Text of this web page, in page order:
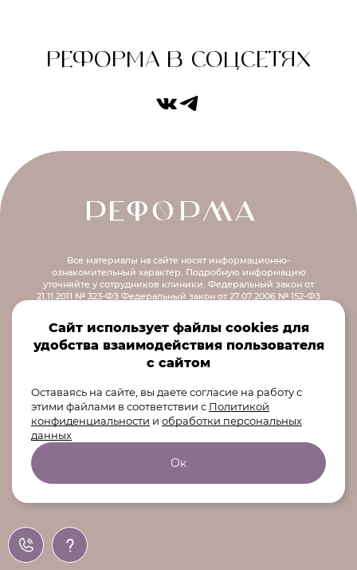
Сайт использует файлы cookies для
удобства взаимодействия пользователя
с сайтом
Оставаясь на сайте, вы даете согласие на работу с
этими файлами в соответствии с Политикой
конфиденциальности и обработки персональных
данных
Ок
РЕФОРМА В СОЦСЕТЯХ
Все материалы на сайте носят информационно-
ознакомительный характер. Подробную информацию
уточняйте у сотрудников клиники. Федеральный закон от
21.11.2011 № 323-ФЗ Федеральный закон от 27.07.2006 № 152-ФЗ
России от 30.12.2014 № 956н
Распоряжение правительства РФ от
12.10.2019 № 2406-р
© 2026 ООО «Центр Реформа»
107078, город Москва, Садовая-
1/1